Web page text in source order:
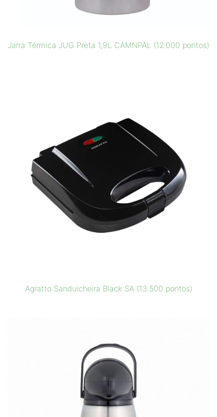
Jarra Térmica JUG Preta 1,9L CAMNPAL (12.000 pontos)
Agratto Sanduicheira Black SA (13.500 pontos)